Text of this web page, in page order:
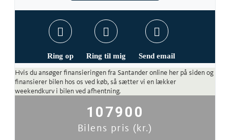
Ring op Ring til mig Send email
Hvis du ansøger finansieringen fra Santander online her på siden og
finansierer bilen hos os ved køb, så sætter vi en lækker
weekendkurv i bilen ved afhentning.
107900
Bilens pris (kr.)